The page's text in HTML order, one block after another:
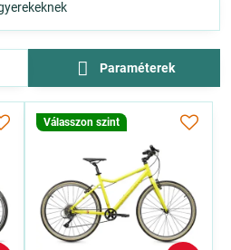
Paraméterek
Válasszon szint